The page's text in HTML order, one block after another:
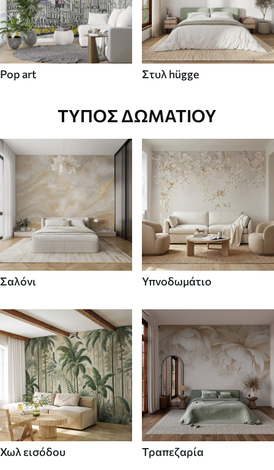
Pop art Στυλ hügge
ΤΎΠΟΣ ΔΩΜΑΤΊΟΥ
Σαλόνι Υπνοδωμάτιο
Χωλ εισόδου Τραπεζαρία